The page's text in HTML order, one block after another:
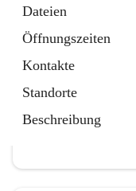
Dateien
Öffnungszeiten
Kontakte
Standorte
Beschreibung